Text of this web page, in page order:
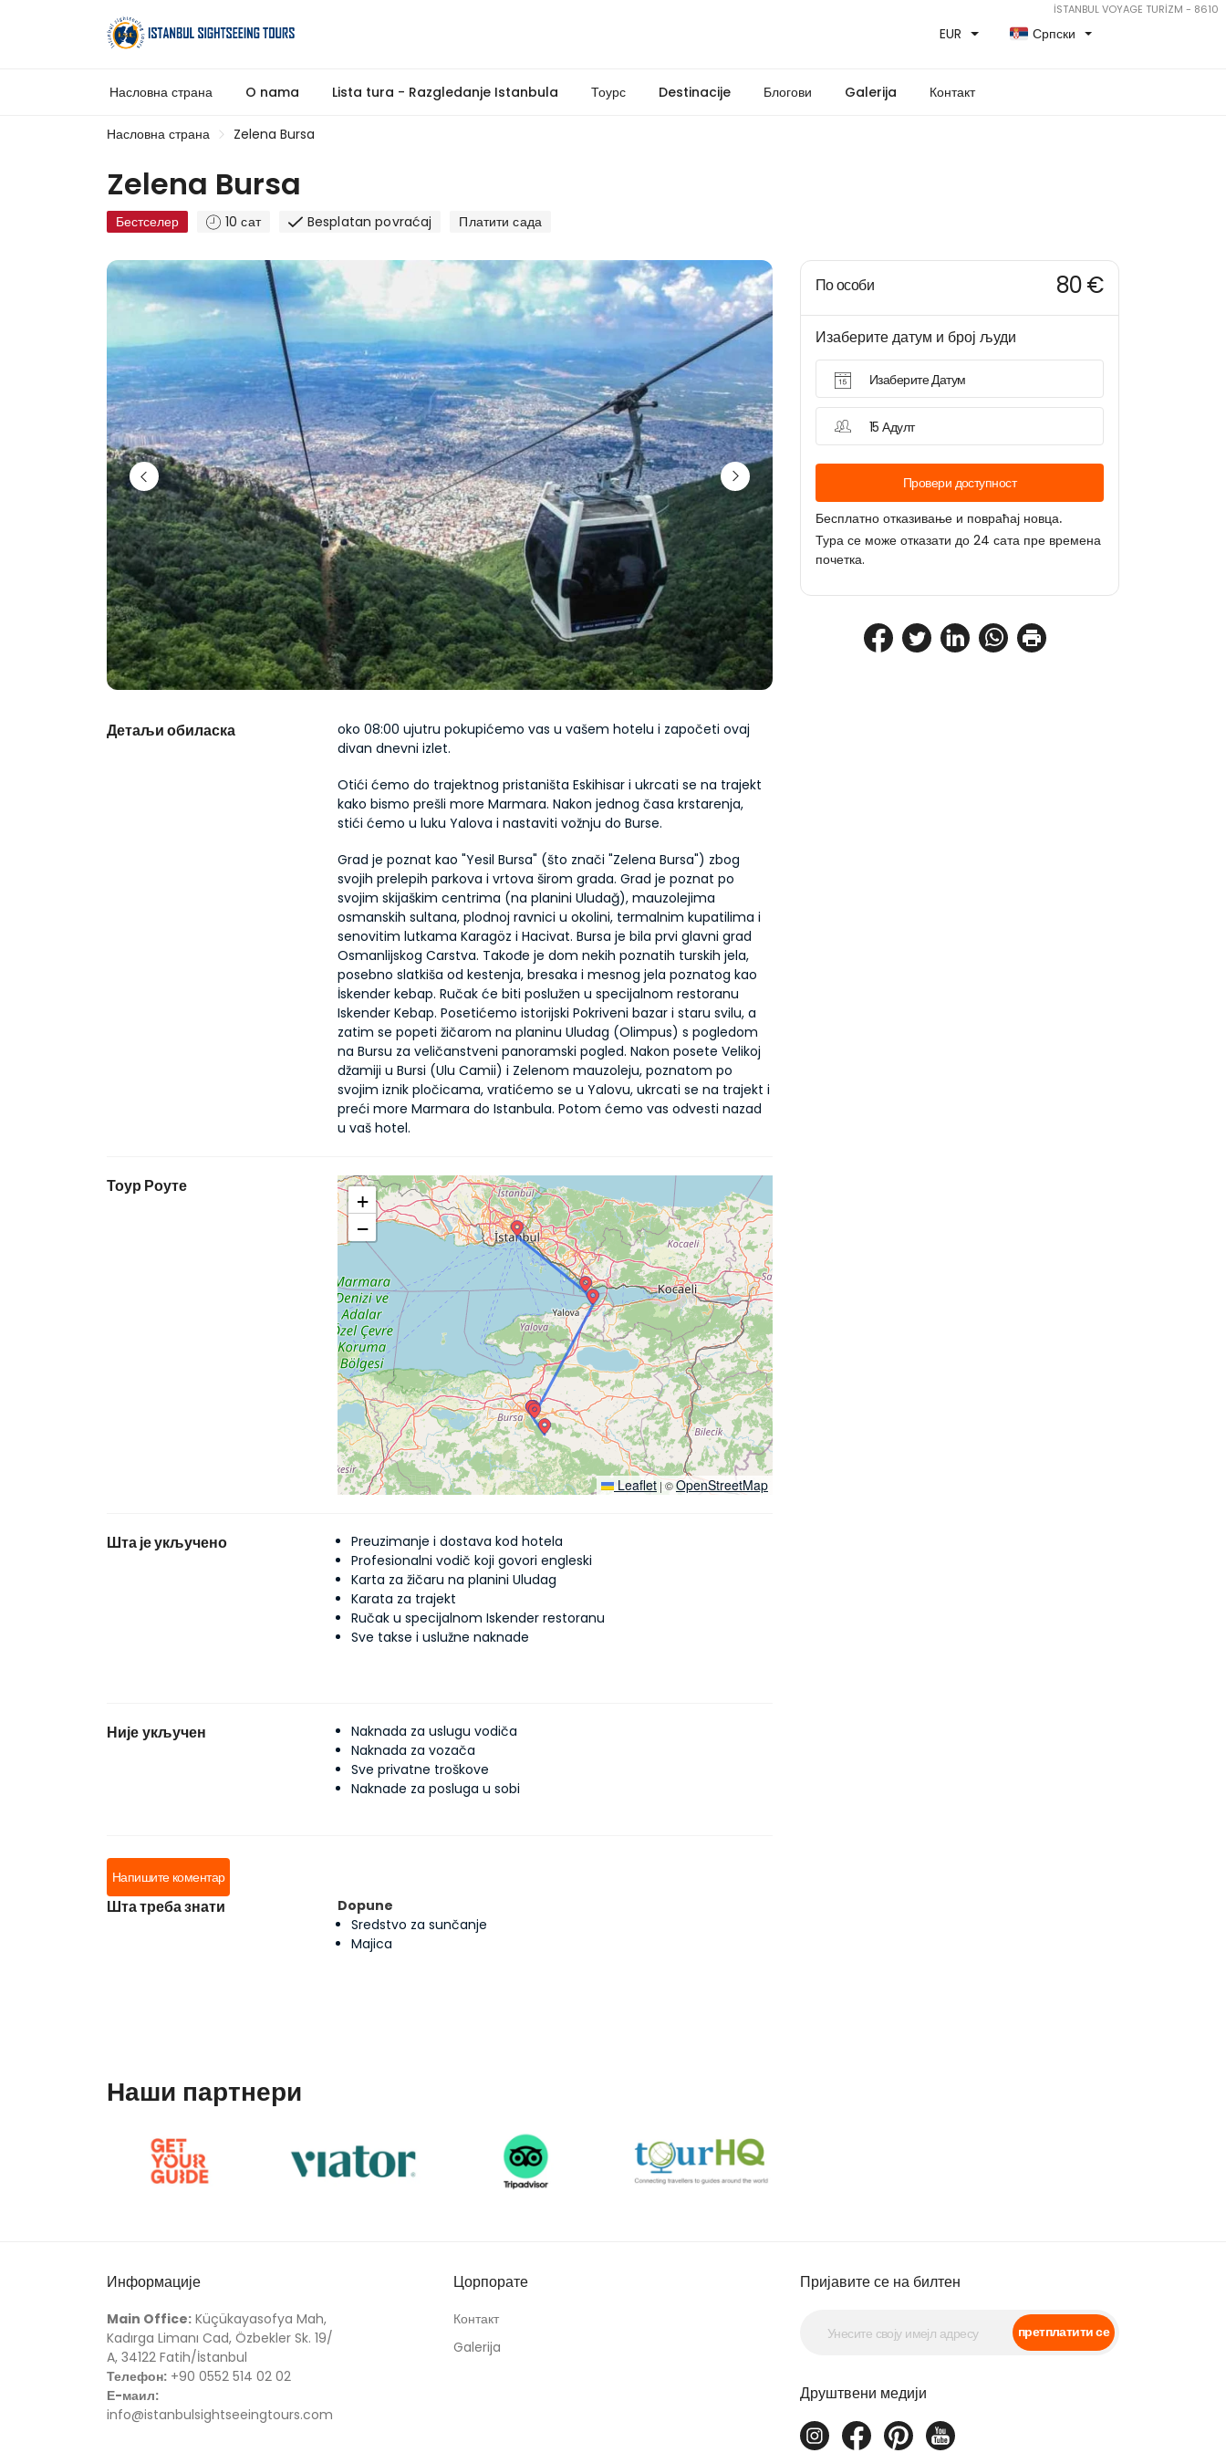
İSTANBUL VOYAGE TURİZM - 8610
EUR Српски
Насловна страна O nama Lista tura - Razgledanje Istanbula Тоурс Destinacije Блогови Galerija Контакт
Насловна страна Zelena Bursa
Zelena Bursa
Бестселер 10 сат Besplatan povraćaj Платити сада
Детаљи обиласка
oko 08:00 ujutru pokupićemo vas u vašem hotelu i započeti ovaj
divan dnevni izlet.
Otići ćemo do trajektnog pristaništa Eskihisar i ukrcati se na trajekt
kako bismo prešli more Marmara. Nakon jednog časa krstarenja,
stići ćemo u luku Yalova i nastaviti vožnju do Burse.
Grad je poznat kao "Yesil Bursa" (što znači "Zelena Bursa") zbog
svojih prelepih parkova i vrtova širom grada. Grad je poznat po
svojim skijaškim centrima (na planini Uludağ), mauzolejima
osmanskih sultana, plodnoj ravnici u okolini, termalnim kupatilima i
senovitim lutkama Karagöz i Hacivat. Bursa je bila prvi glavni grad
Osmanlijskog Carstva. Takođe je dom nekih poznatih turskih jela,
posebno slatkiša od kestenja, bresaka i mesnog jela poznatog kao
İskender kebap. Ručak će biti poslužen u specijalnom restoranu
Iskender Kebap. Posetićemo istorijski Pokriveni bazar i staru svilu, a
zatim se popeti žičarom na planinu Uludag (Olimpus) s pogledom
na Bursu za veličanstveni panoramski pogled. Nakon posete Velikoj
džamiji u Bursi (Ulu Camii) i Zelenom mauzoleju, poznatom po
svojim iznik pločicama, vratićemo se u Yalovu, ukrcati se na trajekt i
preći more Marmara do Istanbula. Potom ćemo vas odvesti nazad
u vaš hotel.
Тоур Роуте
+
−
Leaflet | ©OpenStreetMap
Шта је укључено
Preuzimanje i dostava kod hotela
Profesionalni vodič koji govori engleski
Karta za žičaru na planini Uludag
Karata za trajekt
Ručak u specijalnom Iskender restoranu
Sve takse i uslužne naknade
Није укључен
Naknada za uslugu vodiča
Naknada za vozača
Sve privatne troškove
Naknade za posluga u sobi
Напишите коментар
Шта треба знати
Dopune
Sredstvo za sunčanje
Majica
По особи 80 €
Изаберите датум и број људи
Изаберите Датум
15 Адулт
Провери доступност
Бесплатно отказивање и повраћај новца.
Тура се може отказати до 24 сата пре времена
почетка.
Наши партнери
Информације
Main Office: Küçükayasofya Mah,
Kadırga Limanı Cad, Özbekler Sk. 19/
A, 34122 Fatih/İstanbul
Телефон: +90 0552 514 02 02
Е-маил:
info@istanbulsightseeingtours.com
Цорпорате
Контакт
Galerija
Пријавите се на билтен
претплатити се
Друштвени медији